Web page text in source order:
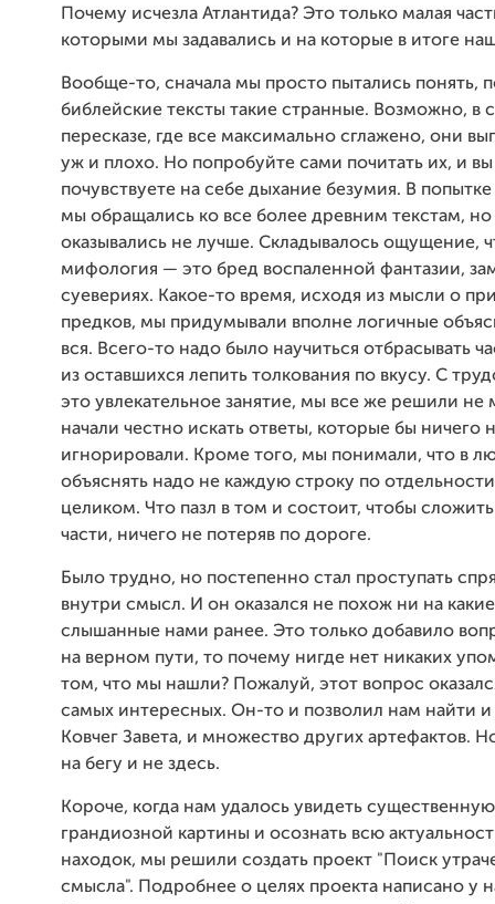
Почему исчезла Атлантида? Это только малая
которыми мы задавались и на которые в итоге
Вообще-то, сначала мы просто пытались понять,
библейские тексты такие странные. Возможно, в
пересказе, где все максимально сглажено, они
уж и плохо. Но попробуйте сами почитать их, и
почувствуете на себе дыхание безумия. В попытке
мы обращались ко все более древним текстам, но
оказывались не лучше. Складывалось ощущение,
мифология — это бред воспаленной фантазии,
суевериях. Какое-то время, исходя из мысли о
предков, мы придумывали вполне логичные
вся. Всего-то надо было научиться отбрасывать
из оставшихся лепить толкования по вкусу. С
это увлекательное занятие, мы все же решили не
начали честно искать ответы, которые бы ничего
игнорировали. Кроме того, мы понимали, что в
объяснять надо не каждую строку по
целиком. Что пазл в том и состоит, чтобы
части, ничего не потеряв по дороге.
Было трудно, но постепенно стал проступать
внутри смысл. И он оказался не похож ни на
слышанные нами ранее. Это только добавило
на верном пути, то почему нигде нет никаких
том, что мы нашли? Пожалуй, этот вопрос
самых интересных. Он-то и позволил нам найти и
Ковчег Завета, и множество других артефактов.
на бегу и не здесь.
Короче, когда нам удалось увидеть существенную
грандиозной картины и осознать всю
находок, мы решили создать проект "Поиск
смысла". Подробнее о целях проекта написано у